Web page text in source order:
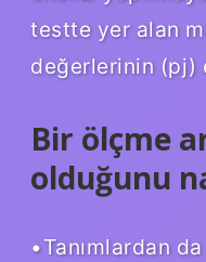
testte yer alan
değerlerinin (pj)
Bir ölçme
olduğunu
•Tanımlardan